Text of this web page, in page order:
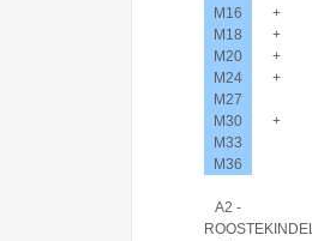
M16
+
M18
+
M20
+
M24
+
M27
M30
+
M33
M36
A2 -